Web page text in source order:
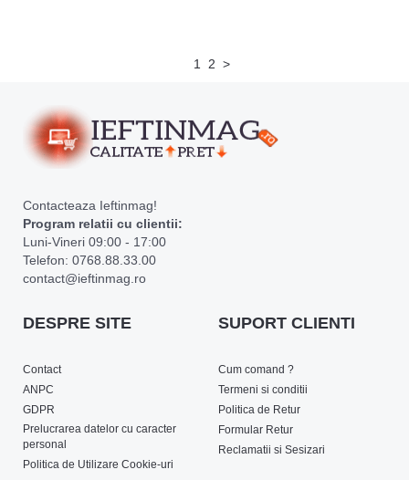
1 2 >
Contacteaza Ieftinmag!
Program relatii cu clientii:
Luni-Vineri 09:00 - 17:00
Telefon: 0768.88.33.00
contact@ieftinmag.ro
DESPRE SITE
Contact
ANPC
GDPR
Prelucrarea datelor cu caracter
personal
Politica de Utilizare Cookie-uri
SUPORT CLIENTI
Cum comand ?
Termeni si conditii
Politica de Retur
Formular Retur
Reclamatii si Sesizari